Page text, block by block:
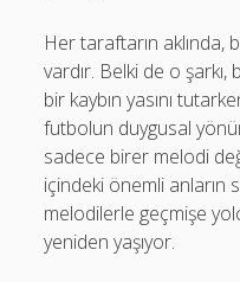
Her taraftarın aklında,
vardır. Belki de o şarkı,
bir kaybın yasını
futbolun duygusal
sadece birer melodi
içindeki önemli anların
melodilerle geçmişe
yeniden yaşıyor.